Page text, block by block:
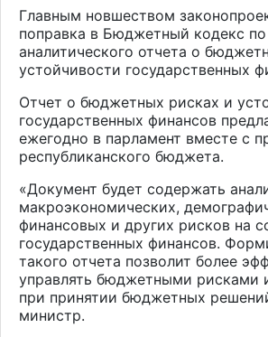
Главным новшеством
поправка в Бюджетный кодекс
аналитического отчета о
устойчивости государственных
Отчет о бюджетных рисках и
государственных финансов
ежегодно в парламент вместе с
республиканского бюджета.
«Документ будет содержать
макроэкономических,
финансовых и других рисков на
государственных финансов.
такого отчета позволит более
управлять бюджетными рисками
при принятии бюджетных
министр.